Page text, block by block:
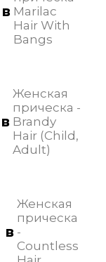
в Marilac
Hair With
Bangs
в
Женская
прическа -
Brandy
Hair (Child,
Adult)
в
Женская
прическа
-
Countless